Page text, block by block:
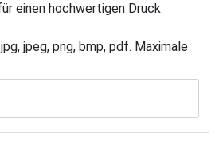
einen hochwertigen Druck
jpeg, png, bmp, pdf. Maximale